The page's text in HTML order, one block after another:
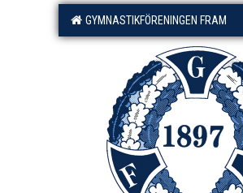
GYMNASTIKFÖRENINGEN FRAM